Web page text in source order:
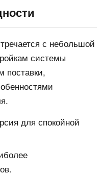
с небольшой
системы
поставки,
для спокойной